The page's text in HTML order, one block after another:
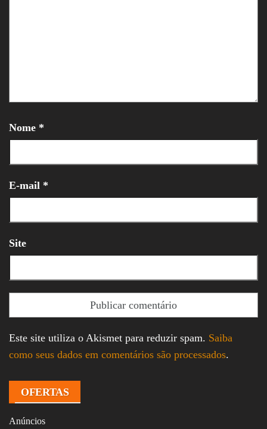
Nome *
E-mail *
Site
Este site utiliza o Akismet para reduzir spam. Saiba
como seus dados em comentários são processados.
OFERTAS
Anúncios